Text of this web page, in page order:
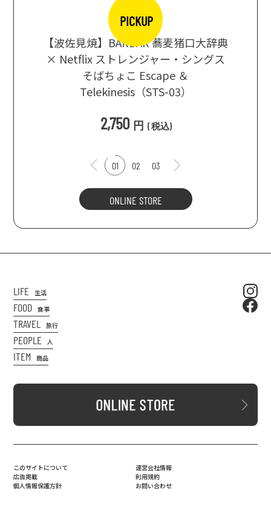
PICKUP
【波佐見焼】BARBAR 蕎麦猪口大辞典
× Netflix ストレンジャー・シングス
そばちょこ Escape ＆
Telekinesis（STS-03）
2,750 円 (税込)
01 02 03
ONLINE STORE
LIFE 生活
FOOD 食事
TRAVEL 旅行
PEOPLE 人
ITEM 商品
このサイトについて
広告掲載
個人情報保護方針
運営会社情報
利用規約
お問い合わせ